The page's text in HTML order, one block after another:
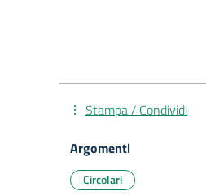
Stampa / Condividi
Argomenti
Circolari